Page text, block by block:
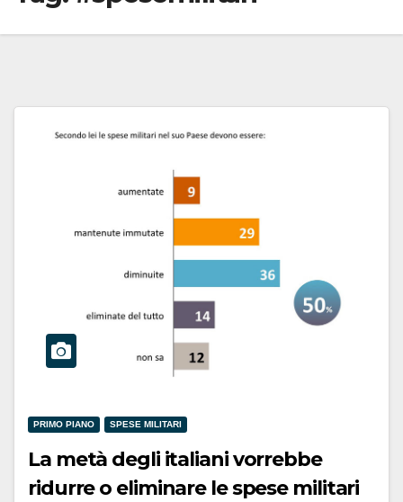
PRIMO PIANO SPESE MILITARI
La metà degli italiani vorrebbe
ridurre o eliminare le spese militari